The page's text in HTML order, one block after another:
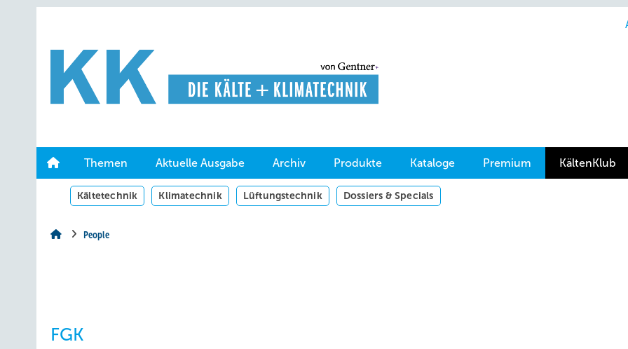
Hauptinhalt
Hauptmenü
Themen Aktuelle Ausgabe Archiv Produkte Kataloge Premium KältenKlub
Kältetechnik Klimatechnik Lüftungstechnik Dossiers & Specials
People
FGK